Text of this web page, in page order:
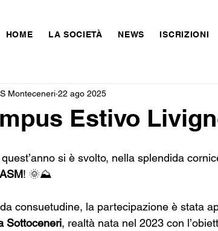
HOME LA SOCIETÀ NEWS ISCRIZIONI
Estivo
Monteceneri 22 ago 2025
si è svolto, nella splendida
! 🌞⛰️
consuetudine, la partecipazione è stata
Sottoceneri, realtà nata nel 2023 con